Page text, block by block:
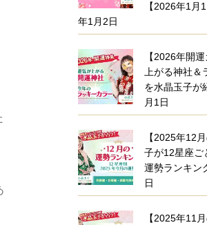
【2026年1月
年1月2日
【2026年開
上がる神社＆
を水晶玉子が
月1日
【2025年12
子が12星座ご
運勢ランキン
日
【2025年11